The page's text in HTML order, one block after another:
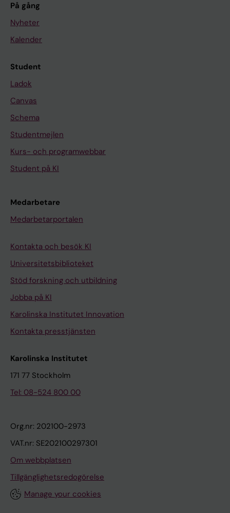
På gång
Nyheter
Kalender
Student
Ladok
Canvas
Schema
Studentmejlen
Kurs- och programwebbar
Student på KI
Medarbetare
Medarbetarportalen
Kontakta och besök KI
Universitetsbiblioteket
Stöd forskning och utbildning
Jobba på KI
Karolinska Institutet Innovation
Kontakta presstjänsten
Karolinska Institutet
171 77 Stockholm
Tel: 08-524 800 00
Org.nr: 202100-2973
VAT.nr: SE202100297301
Om webbplatsen
Tillgänglighetsredogörelse
Manage your cookies